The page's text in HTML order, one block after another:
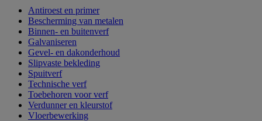
Antiroest en primer
Bescherming van metalen
Binnen- en buitenverf
Galvaniseren
Gevel- en dakonderhoud
Slipvaste bekleding
Spuitverf
Technische verf
Toebehoren voor verf
Verdunner en kleurstof
Vloerbewerking